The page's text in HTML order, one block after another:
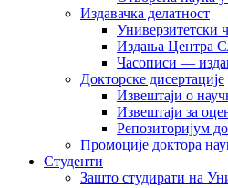
Издавачка делатност
Универзитетски
Издања Центра
Часописи —
Докторске дисертације
Извештаји о
Извештаји за
Репозиторијум
Промоције доктора
Студенти
Зашто студирати на